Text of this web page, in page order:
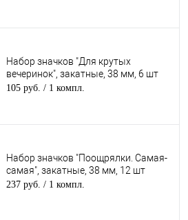
Набор значков "Для крутых
вечеринок", закатные, 38 мм, 6 шт
105 руб. / 1 компл.
Набор значков "Поощрялки. Самая-
самая", закатные, 38 мм, 12 шт
237 руб. / 1 компл.